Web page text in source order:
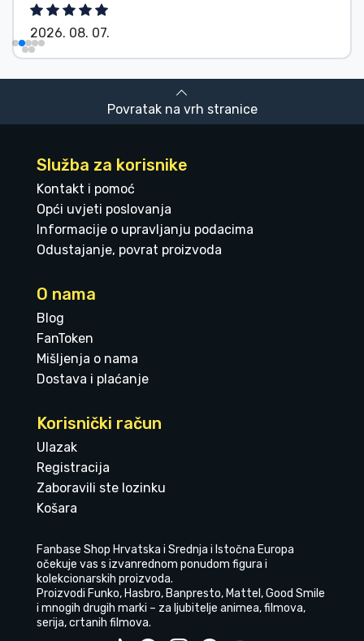
2026. 08. 07.
Povratak na vrh stranice
Služba za korisnike
Kontakt i pomoć
Opći uvjeti poslovanja
Informacije o upravljanju podacima
Odustajanje, povrat proizvoda
O nama
Blog
FanToken
Mišljenja o nama
Dostava i plaćanje
Korisnički račun
Ulazak
Registracija
Zaboravili ste lozinku
Košara
Fanbase Shop Hrvatska i Srednja i Istočna Europa
očekuje vas s izvanrednom ponudom figura i
kolekcionarskih proizvoda.
Proizvodi Funko, Hasbro, Banpresto, Mattel, Good Smile
i mnogih drugih marki – za ljubitelje animea, filmova,
serija, crtanih filmova.